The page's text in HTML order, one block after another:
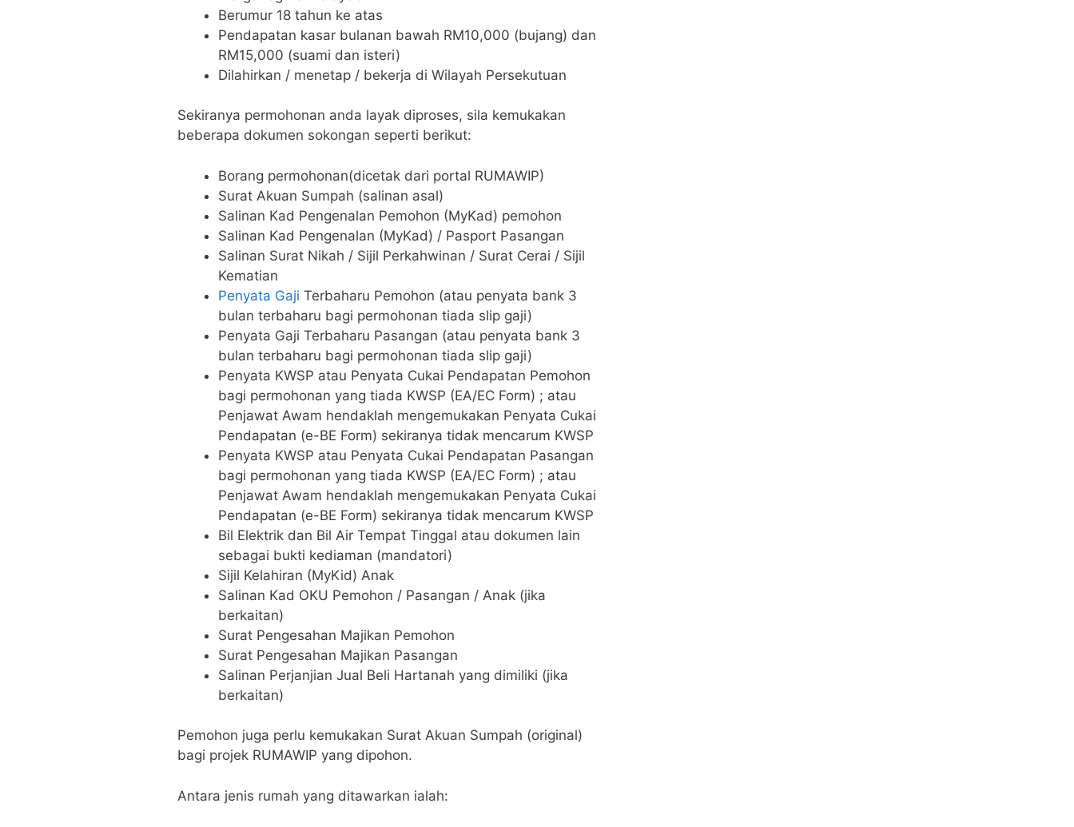
Berumur 18 tahun ke atas
Pendapatan kasar bulanan bawah RM10,000 (bujang) dan
RM15,000 (suami dan isteri)
Dilahirkan / menetap / bekerja di Wilayah Persekutuan
Sekiranya permohonan anda layak diproses, sila kemukakan
beberapa dokumen sokongan seperti berikut:
Borang permohonan(dicetak dari portal RUMAWIP)
Surat Akuan Sumpah (salinan asal)
Salinan Kad Pengenalan Pemohon (MyKad) pemohon
Salinan Kad Pengenalan (MyKad) / Pasport Pasangan
Salinan Surat Nikah / Sijil Perkahwinan / Surat Cerai / Sijil
Kematian
Penyata Gaji Terbaharu Pemohon (atau penyata bank 3
bulan terbaharu ​bagi permohonan tiada slip gaji)
Penyata Gaji Terbaharu Pasangan (atau penyata bank 3
bulan terbaharu ​bagi permohonan tiada slip gaji)
Penyata KWSP atau Penyata Cukai Pendapatan Pemohon
bagi permohonan yang tiada KWSP (EA/EC Form) ; atau
Penjawat Awam hendaklah mengemukakan Penyata Cukai
Pendapatan (e-BE Form) sekiranya tidak mencarum KWSP
Penyata KWSP atau Penyata Cukai Pendapatan Pasangan
bagi permohonan yang tiada KWSP (EA/EC Form) ; atau
Penjawat Awam hendaklah mengemukakan Penyata Cukai
Pendapatan (e-BE Form) sekiranya tidak mencarum KWSP
Bil Elektrik dan Bil Air Tempat Tinggal atau dokumen lain
sebagai bukti kediaman (mandatori)
Sijil Kelahiran (MyKid) Anak
Salinan Kad OKU Pemohon / Pasangan / Anak (jika
berkaitan)
Surat Pengesahan Majikan Pemohon
Surat Pengesahan Majikan Pasangan
Salinan Perjanjian Jual Beli Hartanah yang dimiliki (jika
berkaitan)
Pemohon juga perlu kemukakan Surat Akuan Sumpah (original)
bagi projek RUMAWIP yang dipohon.
Antara jenis rumah yang ditawarkan ialah: